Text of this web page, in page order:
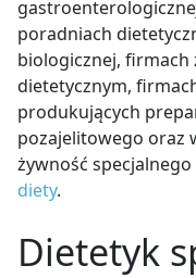
poradniach
biologicznej, firmach
dietetycznym,
produkujących
pozajelitowego oraz
żywność
diety.
Dietetyk